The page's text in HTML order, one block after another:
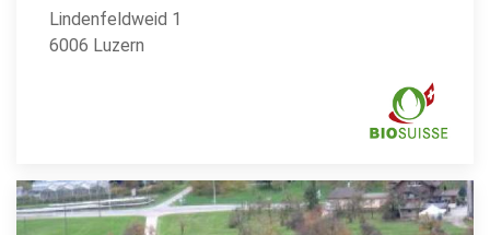
Lindenfeldweid 1
6006 Luzern